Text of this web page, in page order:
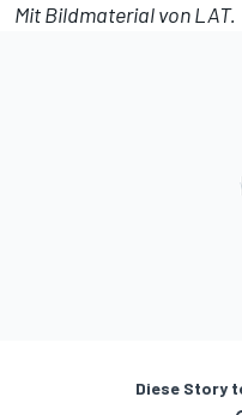
Mit Bildmaterial von LAT.
Diese Story